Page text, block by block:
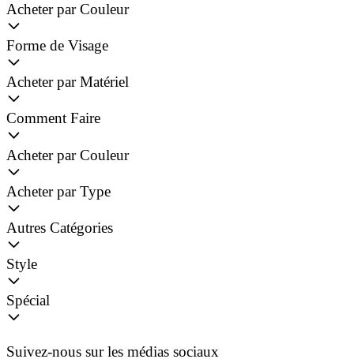
Acheter par Couleur
Forme de Visage
Acheter par Matériel
Comment Faire
Acheter par Couleur
Acheter par Type
Autres Catégories
Style
Spécial
Suivez-nous sur les médias sociaux